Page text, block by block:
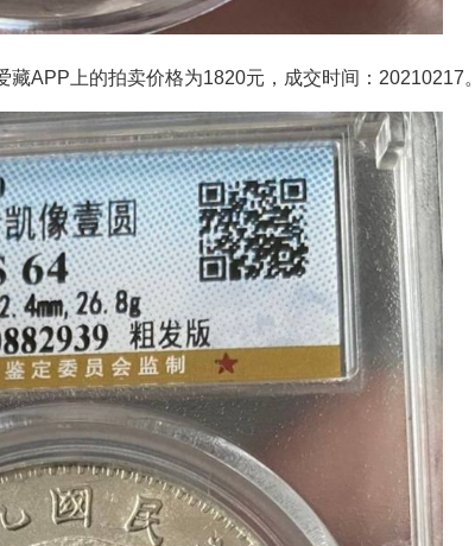
上的拍卖价格为1820元，成交时间：20210217。